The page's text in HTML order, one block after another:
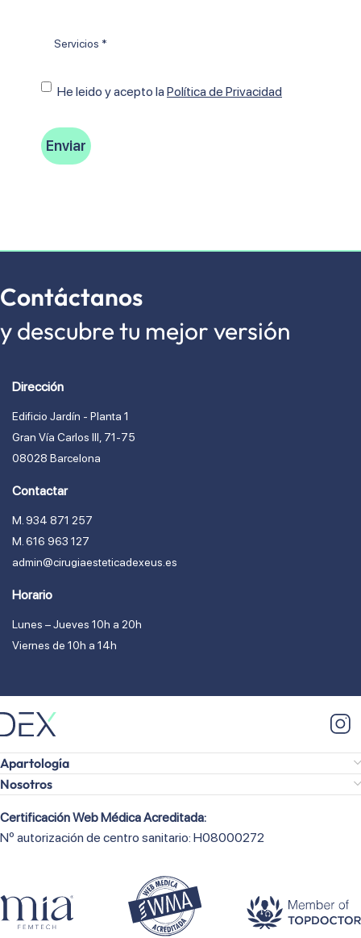
Consentimiento
He leido y acepto Ia Política de Privacidad
Contáctanos
y descubre tu mejor versión
Dirección
Edificio Jardín - Planta 1
Gran Vía Carlos lll, 71-75
08028 Barcelona
Contactar
M. 934 871 257
M. 616 963 127
admin@cirugiaesteticadexeus.es
Horario
Lunes – Jueves 10h a 20h
Viernes de 10h a 14h
Apartología
Nosotros
Certificación Web Médica Acreditada:
Nº autorización de centro sanitario: H08000272